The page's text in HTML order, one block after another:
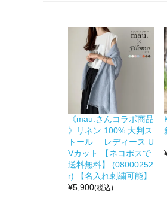
《mau.さんコラボ商品
》リネン 100% 大判ス
トール レディース U
Vカット 【ネコポスで
送料無料】 (08000252
r) 【名入れ刺繍可能】
¥5,900(税込)